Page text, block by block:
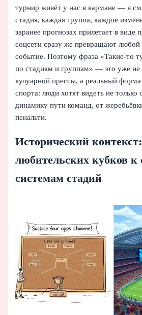
турнир живёт у нас в кармане — в
стадия, каждая группа, каждое
заранее прогнозах прилетает в виде
соцсети сразу же превращают любой
событие. Поэтому фраза «Такие-то
по стадиям и группам» — это уже не
кулуарной прессы, а реальный
спорта: люди хотят видеть не только
динамику пути команд, от
пенальти.
Исторический
любительских кубков
системам стадий